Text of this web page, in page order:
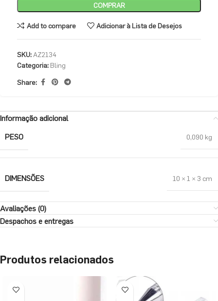
COMPRAR
Add to compare Adicionar à Lista de Desejos
SKU:AZ2134
Categoria: Bling
Share:
Informação adicional
PESO
0,090 kg
DIMENSÕES 10 × 1 × 3 cm
Avaliações (0)
Despachos e entregas
Produtos relacionados